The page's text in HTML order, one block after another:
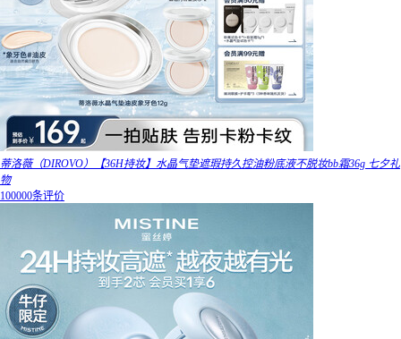
蒂洛薇（DIROVO）【36H持妆】水晶气垫遮瑕持久控油粉底液不脱妆bb霜36g 七夕礼
物
100000条评价